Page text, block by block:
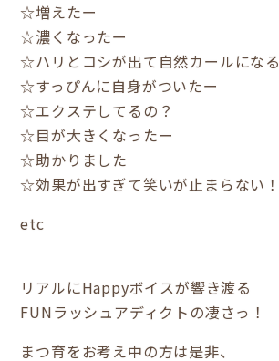
☆増えたー
☆濃くなったー
☆ハリとコシが出て自然カールになる
☆すっぴんに自身がついたー
☆エクステしてるの？
☆目が大きくなったー
☆助かりました
☆効果が出すぎて笑いが止まらない！
etc
リアルにHappyボイスが響き渡る
FUNラッシュアディクトの凄さっ！
まつ育をお考え中の方は是非、